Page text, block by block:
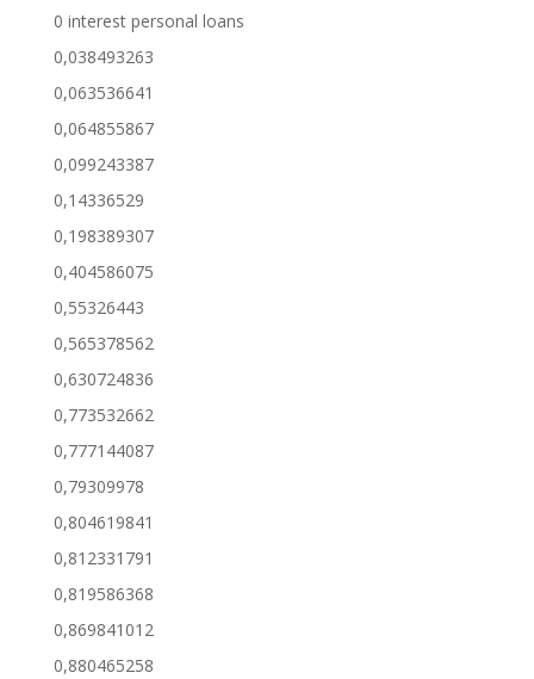
0 interest personal loans
0,038493263
0,063536641
0,064855867
0,099243387
0,14336529
0,198389307
0,404586075
0,55326443
0,565378562
0,630724836
0,773532662
0,777144087
0,79309978
0,804619841
0,812331791
0,819586368
0,869841012
0,880465258